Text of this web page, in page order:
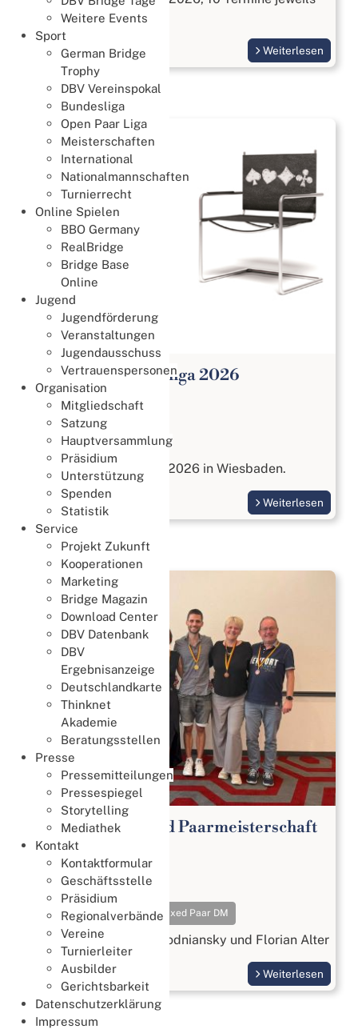
Weitere Events
Sport
German Bridge
Trophy
DBV Vereinspokal
Bundesliga
Open Paar Liga
Meisterschaften
International
Nationalmannschaften
Turnierrecht
Online Spielen
BBO Germany
RealBridge
Bridge Base
Online
Jugend
Jugendförderung
Veranstaltungen
Jugendausschuss
Vertrauenspersonen
Organisation
Mitgliedschaft
Satzung
Hauptversammlung
Präsidium
Unterstützung
Spenden
Statistik
Service
Projekt Zukunft
Kooperationen
Marketing
Bridge Magazin
Download Center
DBV Datenbank
DBV
Ergebnisanzeige
Deutschlandkarte
Thinknet
Akademie
Beratungsstellen
Presse
Pressemitteilungen
Pressespiegel
Storytelling
Mediathek
Kontakt
Kontaktformular
Geschäftsstelle
Präsidium
Regionalverbände
Vereine
Turnierleiter
Ausbilder
Gerichtsbarkeit
Datenschutzerklärung
Impressum
Donnerstags
Weiterlesen
Open Paar Bundesliga 2026
Meisterschaften
27. Juli 2026
Open Paar Liga
vom 17. bis 18. Oktober 2026 in Wiesbaden.
Weiterlesen
65. Deutsche Mixed Paarmeisterschaft
2026
Meisterschaften
18. Juli 2026
Meisterschaften Mixed Paar DM
Gold geht an Beatrix Wodniansky und Florian Alter
Weiterlesen